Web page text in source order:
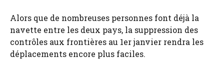
Alors que de nombreuses personnes font déjà la
navette entre les deux pays, la suppression des
contrôles aux frontières au 1er janvier rendra les
déplacements encore plus faciles.